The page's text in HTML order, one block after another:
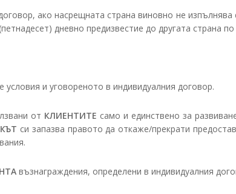
ако насрещната страна виновно не
дневно предизвестие до другата страна
условия и уговореното в индивидуалния договор.
от КЛИЕНТИТЕ само и единствено за
си запазва правото да откаже/прекрати
възнаграждения, определени в индивидуалния